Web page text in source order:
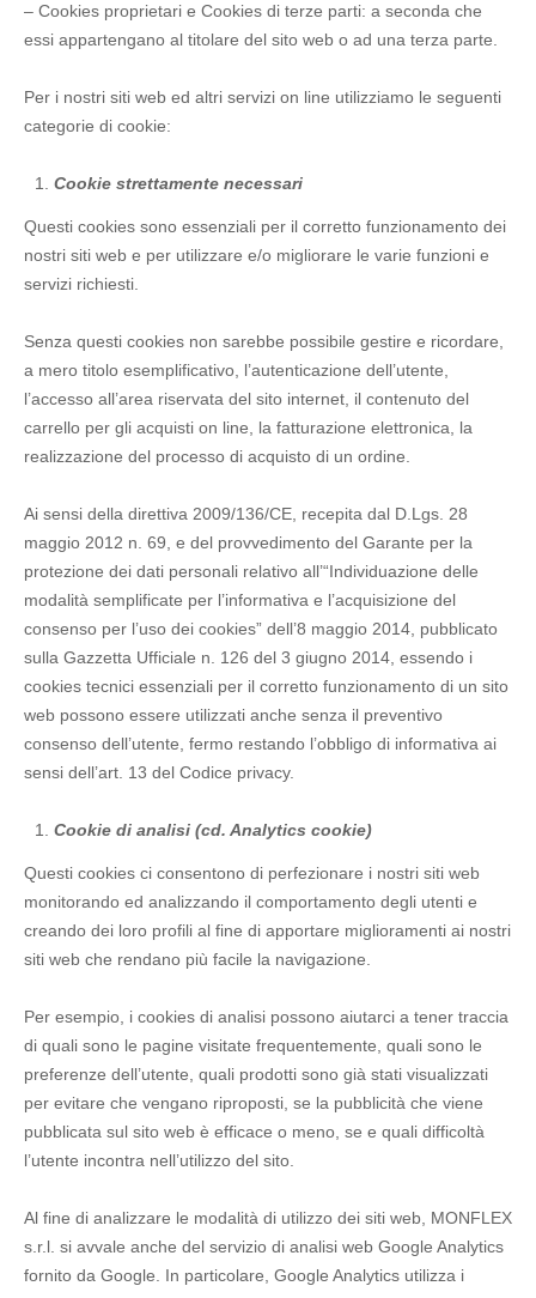
– Cookies proprietari e Cookies di terze parti: a seconda che
essi appartengano al titolare del sito web o ad una terza parte.
Per i nostri siti web ed altri servizi on line utilizziamo le seguenti
categorie di cookie:
Cookie strettamente necessari
Questi cookies sono essenziali per il corretto funzionamento dei
nostri siti web e per utilizzare e/o migliorare le varie funzioni e
servizi richiesti.
Senza questi cookies non sarebbe possibile gestire e ricordare,
a mero titolo esemplificativo, l’autenticazione dell’utente,
l’accesso all’area riservata del sito internet, il contenuto del
carrello per gli acquisti on line, la fatturazione elettronica, la
realizzazione del processo di acquisto di un ordine.
Ai sensi della direttiva 2009/136/CE, recepita dal D.Lgs. 28
maggio 2012 n. 69, e del provvedimento del Garante per la
protezione dei dati personali relativo all’“Individuazione delle
modalità semplificate per l’informativa e l’acquisizione del
consenso per l’uso dei cookies” dell’8 maggio 2014, pubblicato
sulla Gazzetta Ufficiale n. 126 del 3 giugno 2014, essendo i
cookies tecnici essenziali per il corretto funzionamento di un sito
web possono essere utilizzati anche senza il preventivo
consenso dell’utente, fermo restando l’obbligo di informativa ai
sensi dell’art. 13 del Codice privacy.
Cookie di analisi (cd. Analytics cookie)
Questi cookies ci consentono di perfezionare i nostri siti web
monitorando ed analizzando il comportamento degli utenti e
creando dei loro profili al fine di apportare miglioramenti ai nostri
siti web che rendano più facile la navigazione.
Per esempio, i cookies di analisi possono aiutarci a tener traccia
di quali sono le pagine visitate frequentemente, quali sono le
preferenze dell’utente, quali prodotti sono già stati visualizzati
per evitare che vengano riproposti, se la pubblicità che viene
pubblicata sul sito web è efficace o meno, se e quali difficoltà
l’utente incontra nell’utilizzo del sito.
Al fine di analizzare le modalità di utilizzo dei siti web, MONFLEX
s.r.l. si avvale anche del servizio di analisi web Google Analytics
fornito da Google. In particolare, Google Analytics utilizza i